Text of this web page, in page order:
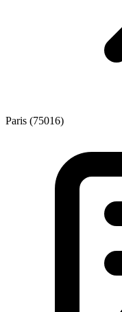
Paris (75016)